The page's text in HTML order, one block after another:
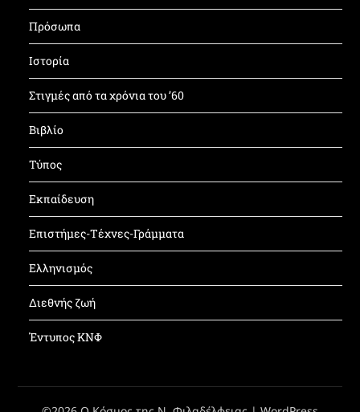
Πρόσωπα
Ιστορία
Στιγμές από τα χρόνια του ’60
Βιβλίο
Τύπος
Εκπαίδευση
Επιστήμες-Τέχνες-Γράμματα
Ελληνισμός
Διεθνής ζωή
Έντυπος ΚΝΦ